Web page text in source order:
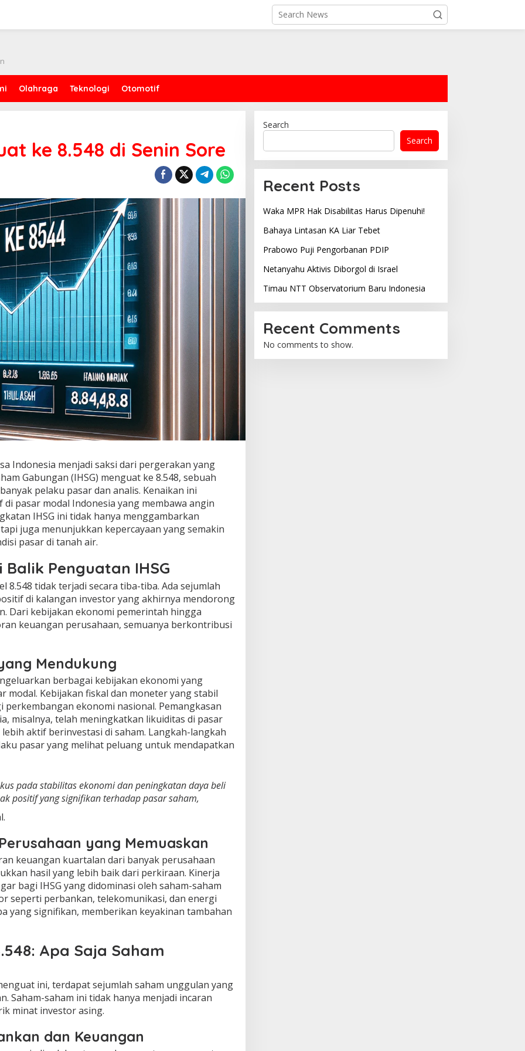
Olahraga Teknologi Otomotif
ke 8.548 di Senin Sore
Indonesia menjadi saksi dari pergerakan yang
Gabungan (IHSG) menguat ke 8.548, sebuah
pelaku pasar dan analis. Kenaikan ini
pasar modal Indonesia yang membawa angin
IHSG ini tidak hanya menggambarkan
juga menunjukkan kepercayaan yang semakin
pasar di tanah air.
Penguatan IHSG
8.548 tidak terjadi secara tiba-tiba. Ada sejumlah
di kalangan investor yang akhirnya mendorong
Dari kebijakan ekonomi pemerintah hingga
keuangan perusahaan, semuanya berkontribusi
Mendukung
berbagai kebijakan ekonomi yang
modal. Kebijakan fiskal dan moneter yang stabil
ekonomi nasional. Pemangkasan
misalnya, telah meningkatkan likuiditas di pasar
aktif berinvestasi di saham. Langkah-langkah
pasar yang melihat peluang untuk mendapatkan
pada stabilitas ekonomi dan peningkatan daya beli
positif yang signifikan terhadap pasar saham,
yang Memuaskan
keuangan kuartalan dari banyak perusahaan
hasil yang lebih baik dari perkiraan. Kinerja
bagi IHSG yang didominasi oleh saham-saham
seperti perbankan, telekomunikasi, dan energi
yang signifikan, memberikan keyakinan tambahan
Apa Saja Saham
ini, terdapat sejumlah saham unggulan yang
Saham-saham ini tidak hanya menjadi incaran
minat investor asing.
dan Keuangan
Search
Search
Recent Posts
Waka MPR Hak Disabilitas Harus Dipenuhi!
Bahaya Lintasan KA Liar Tebet
Prabowo Puji Pengorbanan PDIP
Netanyahu Aktivis Diborgol di Israel
Timau NTT Observatorium Baru Indonesia
Recent Comments
No comments to show.